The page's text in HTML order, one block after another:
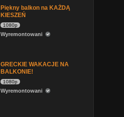
Piękny balkon na KAŻDĄ
KIESZEŃ
1080p
Wyremontowani
GRECKIE WAKACJE NA
BALKONIE!
1080p
Wyremontowani